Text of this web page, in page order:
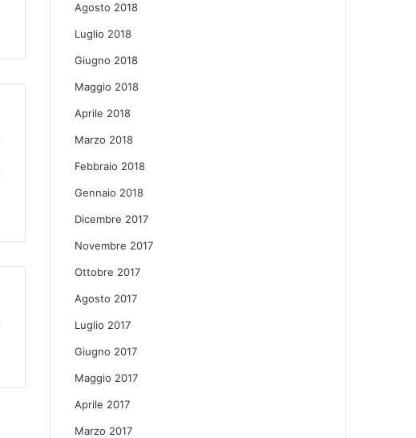
Agosto 2018
Luglio 2018
Giugno 2018
Maggio 2018
Aprile 2018
Marzo 2018
Febbraio 2018
Gennaio 2018
Dicembre 2017
Novembre 2017
Ottobre 2017
Agosto 2017
Luglio 2017
Giugno 2017
Maggio 2017
Aprile 2017
Marzo 2017